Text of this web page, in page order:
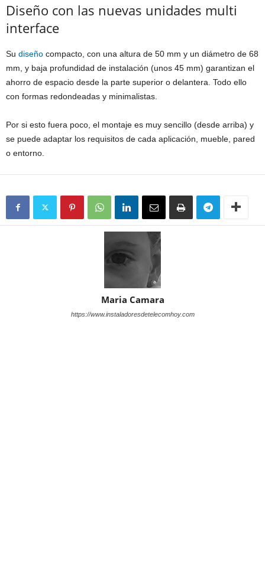
Diseño con las nuevas unidades multi
interface
Su diseño compacto, con una altura de 50 mm y un diámetro de 68
mm, y baja profundidad de instalación (unos 45 mm) garantizan el
ahorro de espacio desde la parte superior o delantera. Todo ello
con formas redondeadas y minimalistas.
Por si esto fuera poco, el montaje es muy sencillo (desde arriba) y
se puede adaptar los requisitos de cada aplicación, mueble, pared
o entorno.
Maria Camara
https://www.instaladoresdetelecomhoy.com